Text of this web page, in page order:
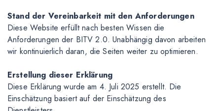
Stand der Vereinbarkeit mit den Anforderungen
Diese Website erfüllt nach besten Wissen die
Anforderungen der BITV 2.0. Unabhängig davon arbeiten
wir kontinuierlich daran, die Seiten weiter zu optimieren.
Erstellung dieser Erklärung
Diese Erklärung wurde am 4. Juli 2025 erstellt. Die
Einschätzung basiert auf der Einschätzung des